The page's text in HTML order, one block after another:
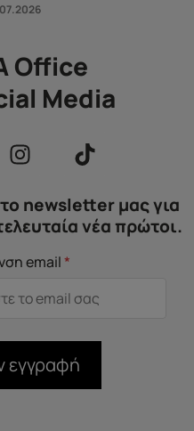
Office
Media
newsletter μας για
νέα πρώτοι.
email*
εγγραφή